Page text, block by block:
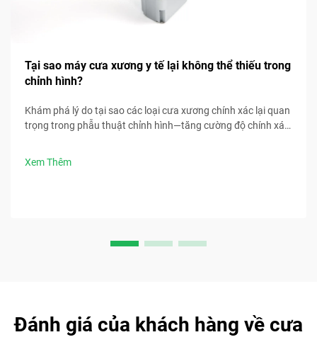
Tại sao máy cưa xương y tế lại không thể thiếu trong
chỉnh hình?
Khám phá lý do tại sao các loại cưa xương chính xác lại quan
trọng trong phẫu thuật chỉnh hình—tăng cường độ chính xác,
Xem Thêm
Đánh giá của khách hàng về cưa